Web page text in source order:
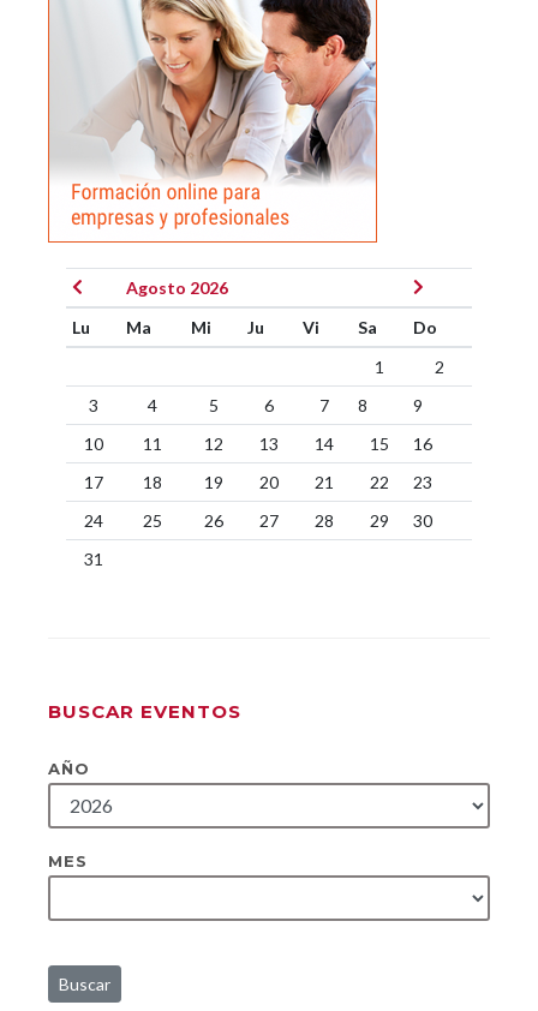
Agosto 2026
Lu
Ma Mi Ju Vi Sa
Do
1
2
3
4 5 6 7 8
9
10
11 12 13 14 15
16
17
18 19 20 21 22
23
24
25 26 27 28 29
30
31
BUSCAR EVENTOS
AÑO
MES
Buscar